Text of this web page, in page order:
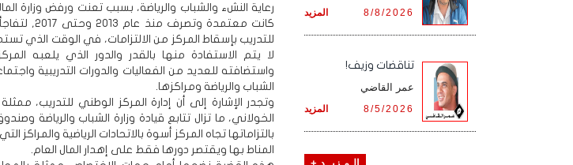
رعاية النشء والشباب والرياضة، بسبب تعنت ورفض وزارة
كانت معتمدة
للتدريب بإسقاط المركز من الالتزامات، في الوقت الذي
لا يتم الاستفادة منها بالقدر والدور الذي يلعبه
واستضافته للعديد من الفعاليات والدورات التدريبية
الشباب والرياضة ومراكزها.
وتجدر الإشارة إلى أن إدارة المركز الوطني للتدريب،
الخولاني، ما تزال تتابع قيادة وزارة الشباب والرياضة
بالتزاماتها تجاه المركز أسوة بالاتحادات الرياضية والمراكز
المناط بها ويقتصر دورها فقط على إهدار المال العام.
المزيد 8/8/2026
تناقضات وزيف!
عمر القاضي
المزيد 8/5/2026